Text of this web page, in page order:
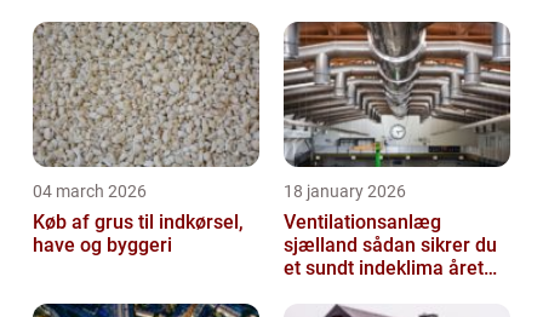
04 march 2026
Køb af grus til indkørsel,
have og byggeri
18 january 2026
Ventilationsanlæg
sjælland sådan sikrer du
et sundt indeklima året